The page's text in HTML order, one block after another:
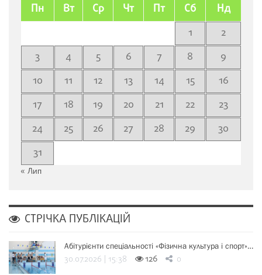
Пн Вт Ср Чт Пт Сб Нд
1
2
3
4 5 6 7 8
9
10
11 12 13 14 15
16
17
18 19 20 21 22
23
24
25 26 27 28 29
30
31
« Лип
СТРІЧКА ПУБЛІКАЦІЙ
Абітурієнти спеціальності «Фізична культура і спорт»…
30.07.2026 | 15:38 126 0